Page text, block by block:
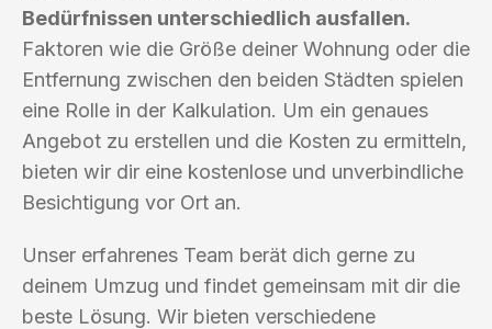
Bedürfnissen unterschiedlich ausfallen.
Faktoren wie die Größe deiner Wohnung oder die
Entfernung zwischen den beiden Städten spielen
eine Rolle in der Kalkulation. Um ein genaues
Angebot zu erstellen und die Kosten zu ermitteln,
bieten wir dir eine kostenlose und unverbindliche
Besichtigung vor Ort an.
Unser erfahrenes Team berät dich gerne zu
deinem Umzug und findet gemeinsam mit dir die
beste Lösung. Wir bieten verschiedene